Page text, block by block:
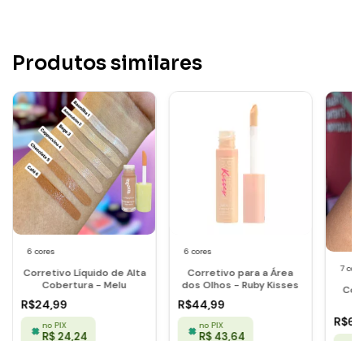
Produtos similares
6 cores
Corretivo Líquido de Alta
Cobertura - Melu
R$24,99
no PIX
R$ 24,24
6 cores
Corretivo para a Área
dos Olhos - Ruby Kisses
R$44,99
no PIX
R$ 43,64
7